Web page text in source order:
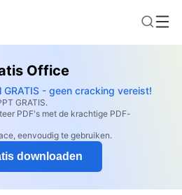
Office
- geen cracking vereist!
GRATIS.
PDF's met de krachtige PDF-
eenvoudig te gebruiken.
downloaden